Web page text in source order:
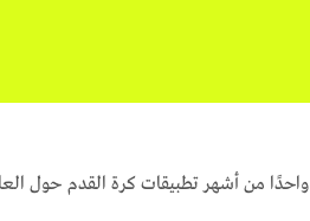
واحدًا من أشهر تطبيقات كرة القدم حول